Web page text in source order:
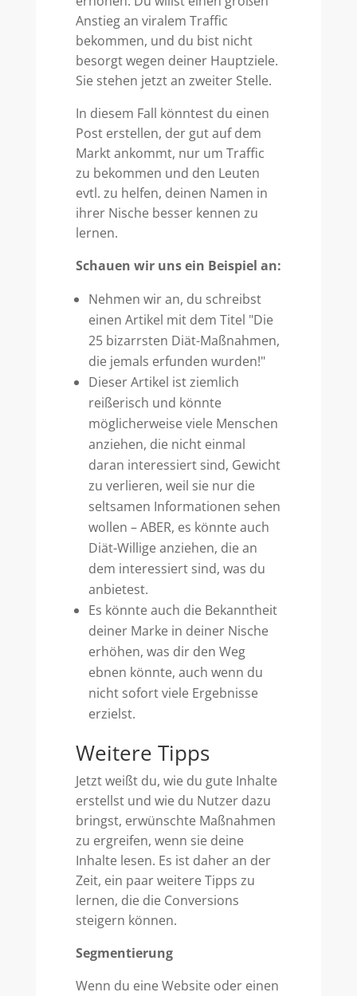
Anstieg an viralem Traffic
bekommen, und du bist nicht
besorgt wegen deiner Hauptziele.
Sie stehen jetzt an zweiter Stelle.
In diesem Fall könntest du einen
Post erstellen, der gut auf dem
Markt ankommt, nur um Traffic
zu bekommen und den Leuten
evtl. zu helfen, deinen Namen in
ihrer Nische besser kennen zu
lernen.
Schauen wir uns ein Beispiel an:
Nehmen wir an, du schreibst
einen Artikel mit dem Titel "Die
25 bizarrsten Diät-Maßnahmen,
die jemals erfunden wurden!"
Dieser Artikel ist ziemlich
reißerisch und könnte
möglicherweise viele Menschen
anziehen, die nicht einmal
daran interessiert sind, Gewicht
zu verlieren, weil sie nur die
seltsamen Informationen sehen
wollen – ABER, es könnte auch
Diät-Willige anziehen, die an
dem interessiert sind, was du
anbietest.
Es könnte auch die Bekanntheit
deiner Marke in deiner Nische
erhöhen, was dir den Weg
ebnen könnte, auch wenn du
nicht sofort viele Ergebnisse
erzielst.
Weitere Tipps
Jetzt weißt du, wie du gute Inhalte
erstellst und wie du Nutzer dazu
bringst, erwünschte Maßnahmen
zu ergreifen, wenn sie deine
Inhalte lesen. Es ist daher an der
Zeit, ein paar weitere Tipps zu
lernen, die die Conversions
steigern können.
Segmentierung
Wenn du eine Website oder einen